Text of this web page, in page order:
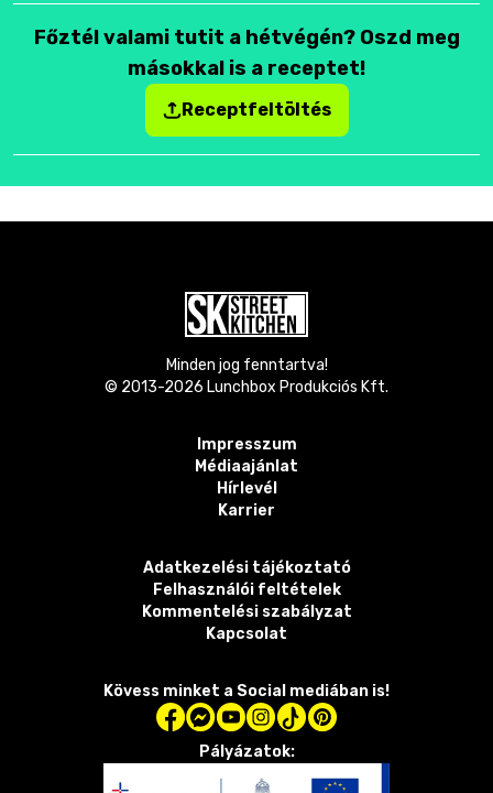
Főztél valami tutit a hétvégén? Oszd meg
másokkal is a receptet!
Receptfeltöltés
Minden jog fenntartva!
© 2013-2026 Lunchbox Produkciós Kft.
Impresszum
Médiaajánlat
Hírlevél
Karrier
Adatkezelési tájékoztató
Felhasználói feltételek
Kommentelési szabályzat
Kapcsolat
Kövess minket a Social mediában is!
Pályázatok: